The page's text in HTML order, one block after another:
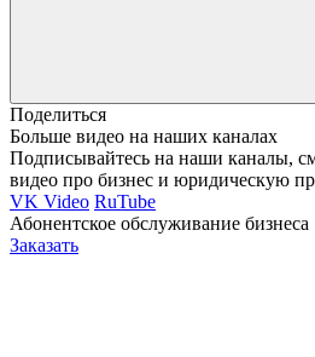
Поделиться
Больше видео на наших каналах
Подписывайтесь на наши каналы,
видео про бизнес и юридическую
VK Video RuTube
Абонентское обслуживание бизнеса
Заказать